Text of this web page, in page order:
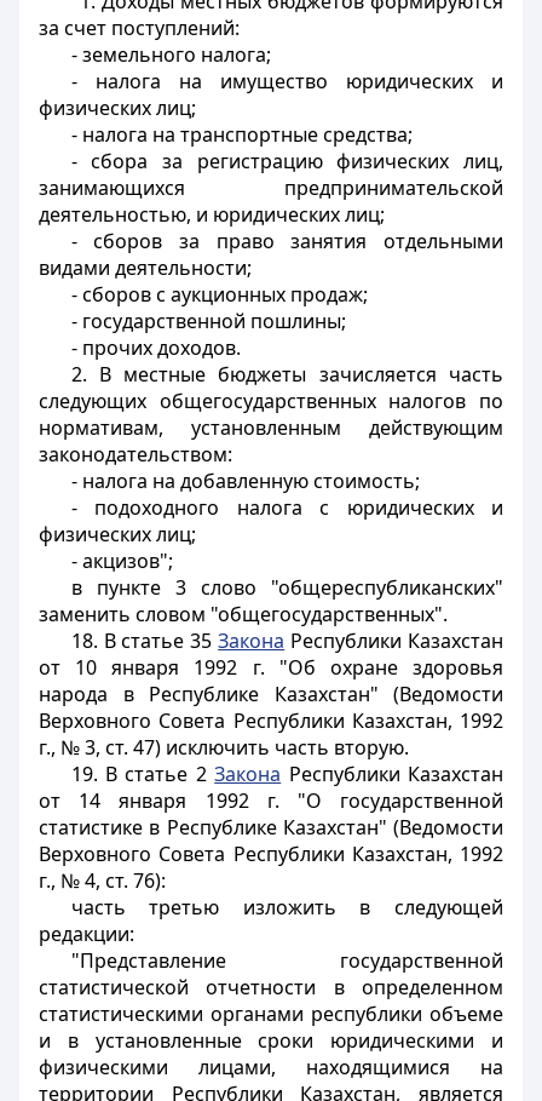
за счет поступлений:
- земельного налога;
- налога на имущество юридических и
физических лиц;
- налога на транспортные средства;
- сбора за регистрацию физических лиц,
занимающихся предпринимательской
деятельностью, и юридических лиц;
- сборов за право занятия отдельными
видами деятельности;
- сборов с аукционных продаж;
- государственной пошлины;
- прочих доходов.
2. В местные бюджеты зачисляется часть
следующих общегосударственных налогов по
нормативам, установленным действующим
законодательством:
- налога на добавленную стоимость;
- подоходного налога с юридических и
физических лиц;
- акцизов";
в пункте 3 слово "общереспубликанских"
заменить словом "общегосударственных".
18. В статье 35Закона Республики Казахстан
от 10 января 1992 г. "Об охране здоровья
народа в Республике Казахстан" (Ведомости
Верховного Совета Республики Казахстан, 1992
г., № 3, ст. 47) исключить часть вторую.
19. В статье 2Закона Республики Казахстан
от 14 января 1992 г. "О государственной
статистике в Республике Казахстан" (Ведомости
Верховного Совета Республики Казахстан, 1992
г., № 4, ст. 76):
часть третью изложить в следующей
редакции:
"Представление государственной
статистической отчетности в определенном
статистическими органами республики объеме
и в установленные сроки юридическими и
физическими лицами, находящимися на
территории Республики Казахстан, является